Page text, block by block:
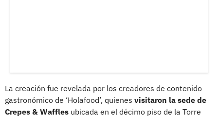
La creación fue revelada por los creadores de contenido
gastronómico de ‘Holafood’, quienes visitaron la sede de
Crepes & Waffles ubicada en el décimo piso de la Torre